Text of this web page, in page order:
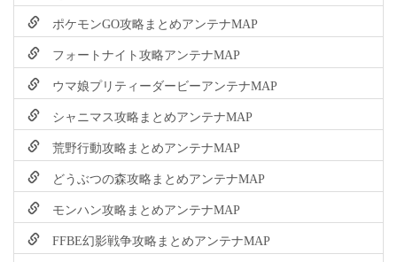
ポケモンGO攻略まとめアンテナMAP
フォートナイト攻略アンテナMAP
ウマ娘プリティーダービーアンテナMAP
シャニマス攻略まとめアンテナMAP
荒野行動攻略まとめアンテナMAP
どうぶつの森攻略まとめアンテナMAP
モンハン攻略まとめアンテナMAP
FFBE幻影戦争攻略まとめアンテナMAP